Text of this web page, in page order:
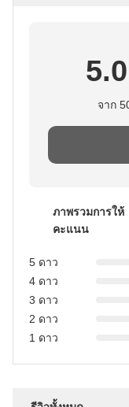
5.0
จาก
ภาพรวมการให้
คะแนน
5 ดาว
4 ดาว
3 ดาว
2 ดาว
1 ดาว